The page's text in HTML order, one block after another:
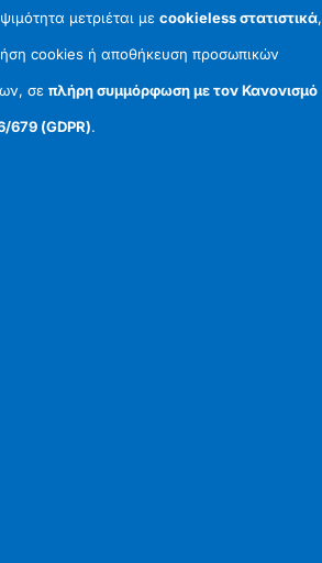
μετριέται μεcookieless στατιστικά,
cookies ή αποθήκευση προσωπικών
σεπλήρη συμμόρφωση με τον Κανονισμό
679 (GDPR).